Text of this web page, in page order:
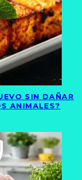
SIN DAÑAR
ANIMALES?